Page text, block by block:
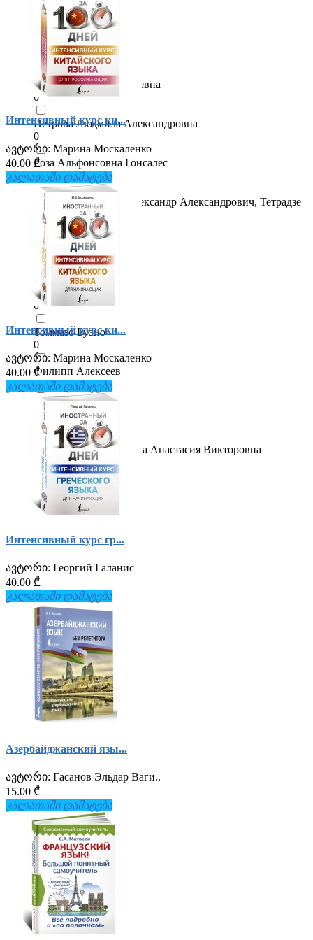
Наталья Брель
Наталья Рыжак
Первова Ольга Андреевна
0
Петрова Людмила Александровна
0
Роза Альфонсовна Гонсалес
0
Ростовцев-Попель Александр Александрович, Тетрадзе
Мака Ваноевна
Сергей Матвеев
Сергей Носков
0
Томмазо Буэно
0
Филипп Алексеев
0
Хаконэ Каори
Чун Ин Сун, Погадаева Анастасия Викторовна
Интенсивный курс ки...
ავტორი: Марина Москаленко
40.00 ₾
კალათაში დამატება
Интенсивный курс ки...
ავტორი: Марина Москаленко
40.00 ₾
კალათაში დამატება
Интенсивный курс гр...
ავტორი: Георгий Галанис
40.00 ₾
კალათაში დამატება
Азербайджанский язы...
ავტორი: Гасанов Эльдар Ваги..
15.00 ₾
კალათაში დამატება